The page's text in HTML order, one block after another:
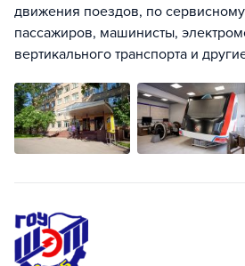
движения поездов, по
пассажиров, машинисты,
вертикального транспорта и